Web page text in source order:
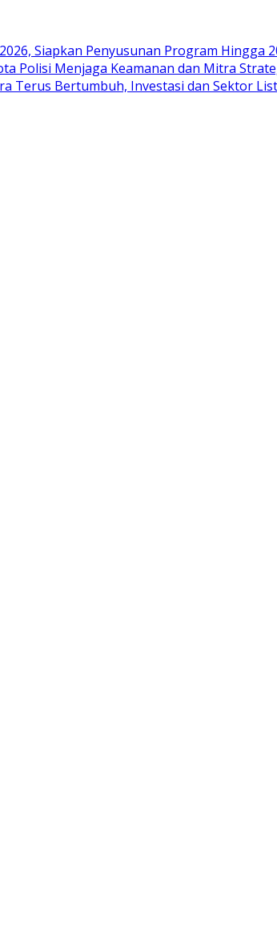
Siapkan Penyusunan Program Hingga
Polisi Menjaga Keamanan dan Mitra
Terus Bertumbuh, Investasi dan Sektor